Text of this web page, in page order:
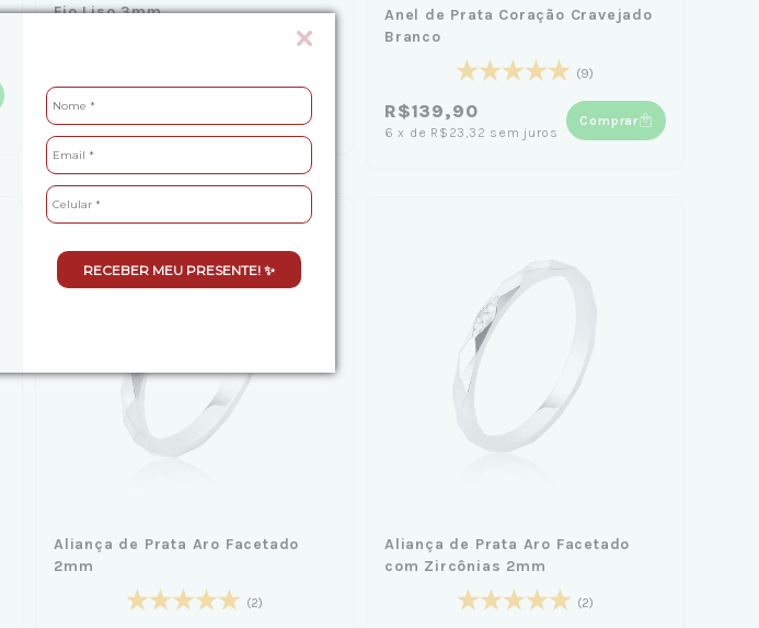
RECEBER MEU PRESENTE! ✨
Fio Liso 3mm
R$129,90
6 xde
Anel de Prata Coração Cravejado
Branco
(9)
R$139,90
6 x de R$23,32 sem juros
Comprar
Aliança de Prata Aro Facetado
2mm
(2)
Aliança de Prata Aro Facetado
com Zircônias 2mm
(2)